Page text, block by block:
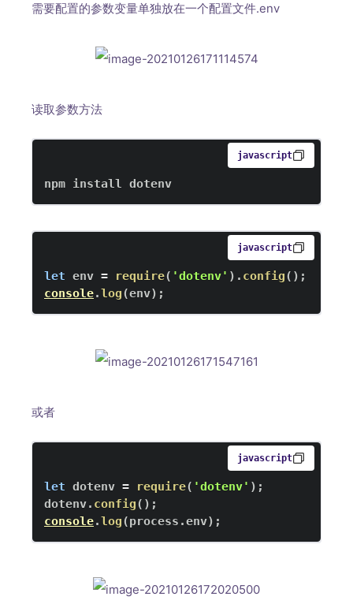
需要配置的参数变量单独放在一个配置文件.env
读取参数方法
javascript
npm install dotenv
javascript
let env = require( 'dotenv' ) . config( ) ;
console.log(env) ;
或者
javascript
let dotenv = require( 'dotenv' ) ;
dotenv. config( ) ;
console.log(process .env) ;